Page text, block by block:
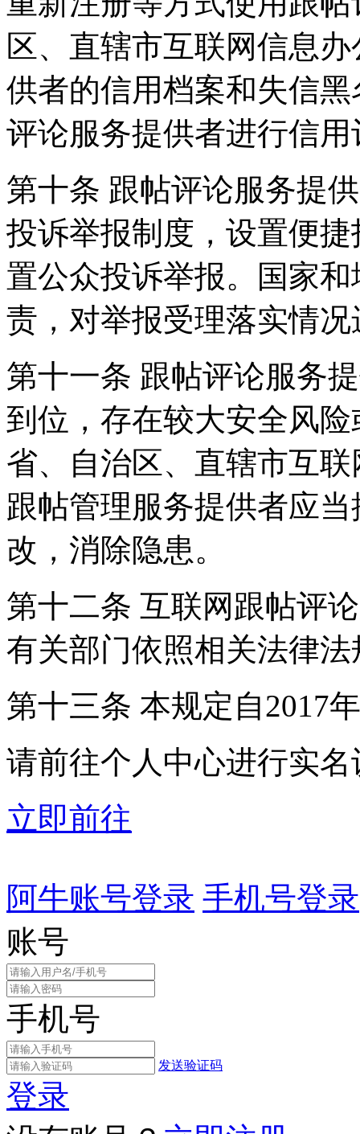
区、直辖市互联网信息
供者的信用档案和失信
评论服务提供者进行信用
第十条 跟帖评论服务提
投诉举报制度，设置便
置公众投诉举报。国家
责，对举报受理落实情
第十一条 跟帖评论服务
到位，存在较大安全风
省、自治区、直辖市互
跟帖管理服务提供者应
改，消除隐患。
第十二条 互联网跟帖评
有关部门依照相关法律
第十三条 本规定自2017
请前往个人中心进行实名
立即前往
阿牛账号登录 手机号登录
账号
手机号
发送验证码
登录